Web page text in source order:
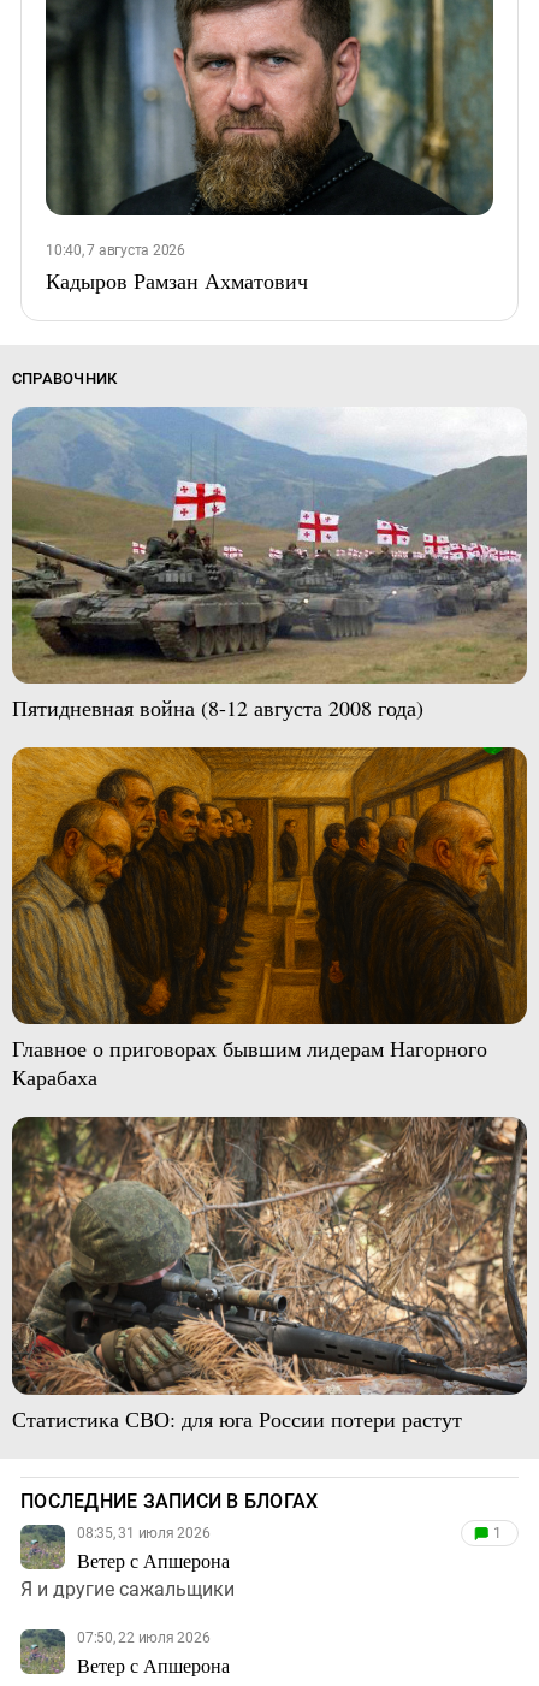
10:40, 7 августа 2026
Кадыров Рамзан Ахматович
СПРАВОЧНИК
Пятидневная война (8-12 августа 2008 года)
Главное о приговорах бывшим лидерам Нагорного
Карабаха
Статистика СВО: для юга России потери растут
ПОСЛЕДНИЕ ЗАПИСИ В БЛОГАХ
08:35, 31 июля 2026
Ветер с Апшерона
1
Я и другие сажальщики
07:50, 22 июля 2026
Ветер с Апшерона